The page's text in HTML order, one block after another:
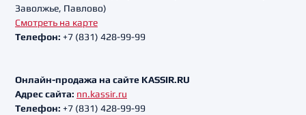
Заволжье, Павлово)
Смотреть на карте
Телефон: +7 (831) 428-99-99
Онлайн-продажа на сайте KASSIR.RU
Адрес сайта: nn.kassir.ru
Телефон: +7 (831) 428-99-99